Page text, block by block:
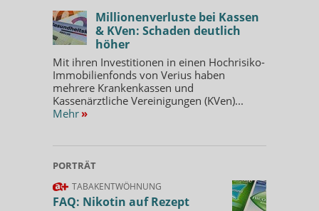
Millionenverluste bei Kassen
& KVen: Schaden deutlich
höher
Mit ihren Investitionen in einen Hochrisiko-
Immobilienfonds von Verius haben
mehrere Krankenkassen und
Kassenärztliche Vereinigungen (KVen)...
Mehr »
PORTRÄT
TABAKENTWÖHNUNG
FAQ: Nikotin auf Rezept